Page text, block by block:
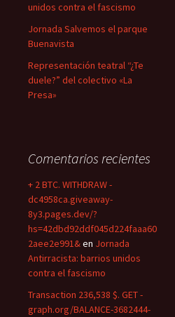
unidos contra el fascismo
Jornada Salvemos el parque
Buenavista
Representación teatral “¿Te
duele?” del colectivo «La
Presa»
Comentarios recientes
+ 2 BTC. WITHDRAW -
dc4958ca.giveaway-
8y3.pages.dev/?
hs=42dbd92ddf045d224faaa60
2aee2e991&en Jornada
Antirracista: barrios unidos
contra el fascismo
Transaction 236,538 $. GET -
graph.org/BALANCE-3682444-